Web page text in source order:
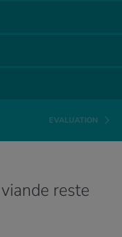
EVALUATION
reste